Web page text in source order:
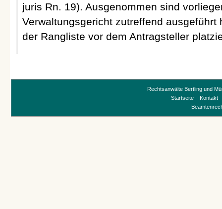
juris Rn. 19). Ausgenommen sind
Verwaltungsgericht zutreffend
der Rangliste vor dem Antragsteller
Rechtsanwälte Bertling und
Startseite
Kontakt